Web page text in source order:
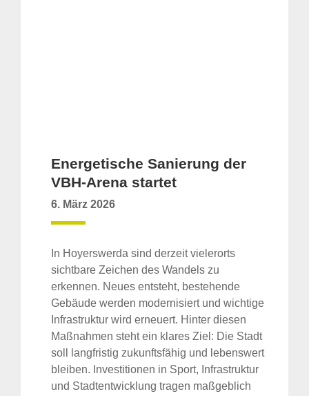
Energetische Sanierung der
VBH-Arena startet
6. März 2026
In Hoyerswerda sind derzeit vielerorts
sichtbare Zeichen des Wandels zu
erkennen. Neues entsteht, bestehende
Gebäude werden modernisiert und wichtige
Infrastruktur wird erneuert. Hinter diesen
Maßnahmen steht ein klares Ziel: Die Stadt
soll langfristig zukunftsfähig und lebenswert
bleiben. Investitionen in Sport, Infrastruktur
und Stadtentwicklung tragen maßgeblich